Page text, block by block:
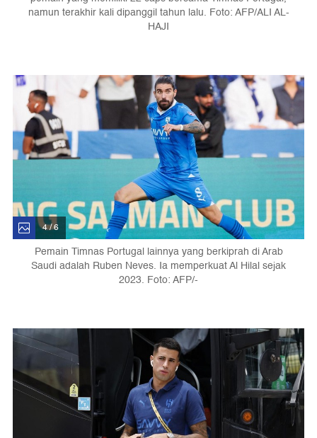
namun terakhir kali dipanggil tahun lalu. Foto: AFP/ALI AL-
HAJI
4 / 6
Pemain Timnas Portugal lainnya yang berkiprah di Arab
Saudi adalah Ruben Neves. Ia memperkuat Al Hilal sejak
2023. Foto: AFP/-